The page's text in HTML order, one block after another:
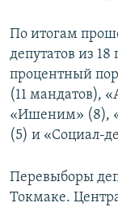
По итогам
депутатов из
процентный
(11 мандатов),
«Ишеним» (8),
(5) и «Социал-
Перевыборы
Токмаке.